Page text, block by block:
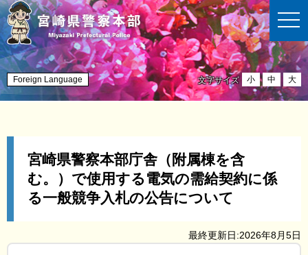
t
o
g
l
e
n
a
v
Foreign Language 文字サイズ 小 中 大
宮崎県警察本部庁舎（附属棟を含
む。）で使用する電気の需給契約に係
る一般競争入札の公告について
最終更新日:2026年8月5日